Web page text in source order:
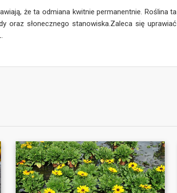
że ta odmiana kwitnie permanentnie. Roślina ta
oraz słonecznego stanowiska.Zaleca się uprawiać